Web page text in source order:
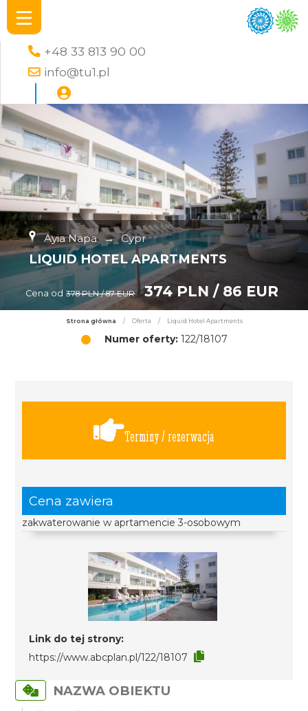
+48 33 813 90 00
info@tu1.pl
Ayia Napa → Cypr
LIQUID HOTEL APARTMENTS
Cena od 378 PLN / 87 EUR 374 PLN / 86 EUR
Strona główna / Oferta / Liquid Hotel Apartments
Numer oferty:122/18107
Terminy / rezerwacja
Cena zawiera
zakwaterowanie w aprtamencie 3-osobowym
Link do tej strony:
https://www.abcplan.pl/122/18107
NAZWA OBIEKTU